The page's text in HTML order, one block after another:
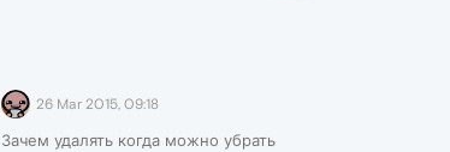
26 Mar 2015, 09:18
Зачем удалять когда можно убрать